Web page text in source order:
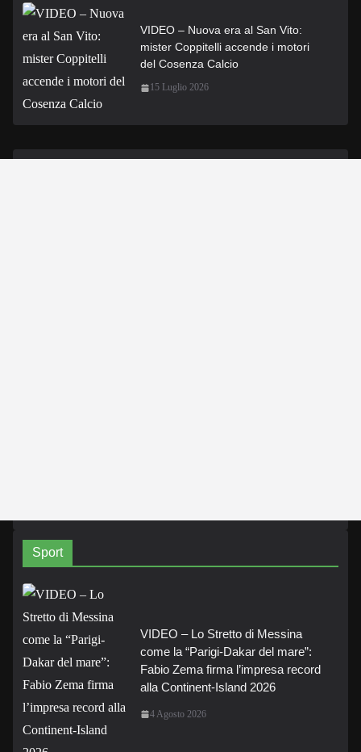
VIDEO – Nuova era al San Vito:
mister Coppitelli accende i motori
del Cosenza Calcio
15 Luglio 2026
Sport
VIDEO – Lo Stretto di Messina
come la “Parigi-Dakar del mare”:
Fabio Zema firma l’impresa record
alla Continent-Island 2026
4 Agosto 2026